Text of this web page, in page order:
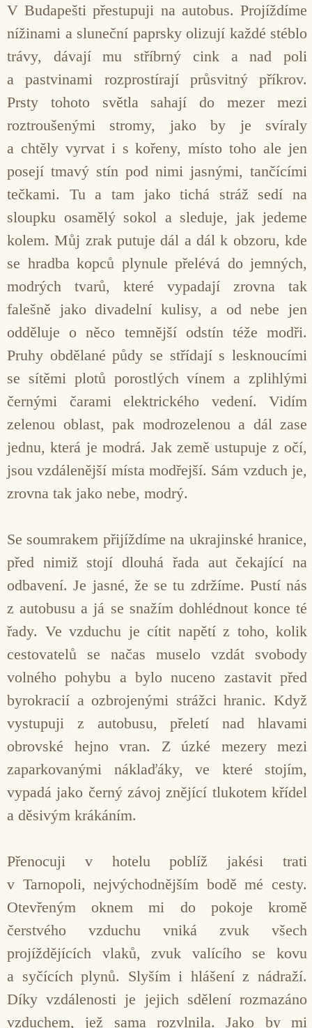
V Budapešti přestupuji na autobus. Projíždíme
nížinami a sluneční paprsky olizují každé stéblo
trávy, dávají mu stříbrný cink a nad poli
a pastvinami rozprostírají průsvitný příkrov.
Prsty tohoto světla sahají do mezer mezi
roztroušenými stromy, jako by je svíraly
a chtěly vyrvat i s kořeny, místo toho ale jen
posejí tmavý stín pod nimi jasnými, tančícími
tečkami. Tu a tam jako tichá stráž sedí na
sloupku osamělý sokol a sleduje, jak jedeme
kolem. Můj zrak putuje dál a dál k obzoru, kde
se hradba kopců plynule přelévá do jemných,
modrých tvarů, které vypadají zrovna tak
falešně jako divadelní kulisy, a od nebe jen
odděluje o něco temnější odstín téže modři.
Pruhy obdělané půdy se střídají s lesknoucími
se sítěmi plotů porostlých vínem a zplihlými
černými čarami elektrického vedení. Vidím
zelenou oblast, pak modrozelenou a dál zase
jednu, která je modrá. Jak země ustupuje z očí,
jsou vzdálenější místa modřejší. Sám vzduch je,
zrovna tak jako nebe, modrý.
Se soumrakem přijíždíme na ukrajinské hranice,
před nimiž stojí dlouhá řada aut čekající na
odbavení. Je jasné, že se tu zdržíme. Pustí nás
z autobusu a já se snažím dohlédnout konce té
řady. Ve vzduchu je cítit napětí z toho, kolik
cestovatelů se načas muselo vzdát svobody
volného pohybu a bylo nuceno zastavit před
byrokracií a ozbrojenými strážci hranic. Když
vystupuji z autobusu, přeletí nad hlavami
obrovské hejno vran. Z úzké mezery mezi
zaparkovanými náklaďáky, ve které stojím,
vypadá jako černý závoj znějící tlukotem křídel
a děsivým krákáním.
Přenocuji v hotelu poblíž jakési trati
v Tarnopoli, nejvýchodnějším bodě mé cesty.
Otevřeným oknem mi do pokoje kromě
čerstvého vzduchu vniká zvuk všech
projíždějících vlaků, zvuk valícího se kovu
a syčících plynů. Slyším i hlášení z nádraží.
Díky vzdálenosti je jejich sdělení rozmazáno
vzduchem, jež sama rozvlnila. Jako by mi